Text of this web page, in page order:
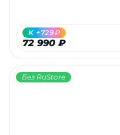
72 990 ₽
K +729₽
Без RuStore